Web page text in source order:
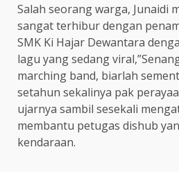
Salah seorang warga, Junaidi
sangat terhibur dengan
SMK Ki Hajar Dewantara
lagu yang sedang
marching band, biarlah
setahun sekalinya pak
ujarnya sambil sesekali
membantu petugas dishub
kendaraan.